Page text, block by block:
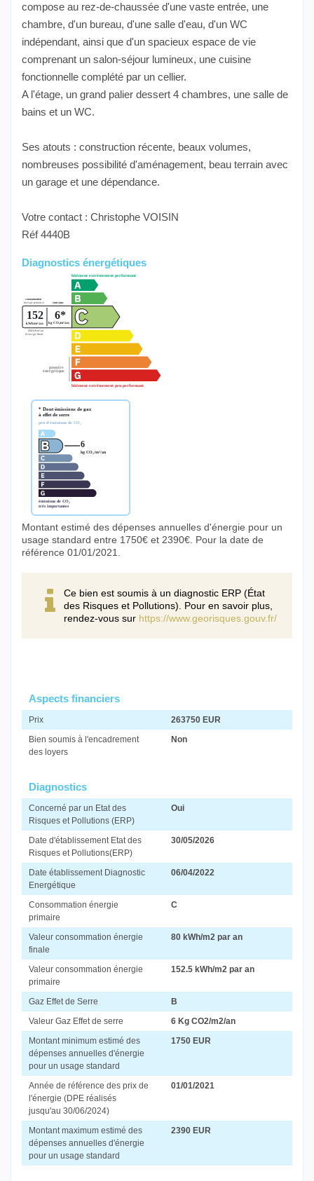
compose au rez-de-chaussée d'une vaste entrée, une
chambre, d'un bureau, d'une salle d'eau, d'un WC
indépendant, ainsi que d'un spacieux espace de vie
comprenant un salon-séjour lumineux, une cuisine
fonctionnelle complété par un cellier.
A l'étage, un grand palier dessert 4 chambres, une salle de
bains et un WC.
Ses atouts : construction récente, beaux volumes,
nombreuses possibilité d'aménagement, beau terrain avec
un garage et une dépendance.
Votre contact : Christophe VOISIN
Réf 4440B
Diagnostics énergétiques
Montant estimé des dépenses annuelles d'énergie pour un
usage standard entre 1750€ et 2390€. Pour la date de
référence 01/01/2021.
Ce bien est soumis à un diagnostic ERP (État
des Risques et Pollutions). Pour en savoir plus,
rendez-vous sur https://www.georisques.gouv.fr/
Aspects financiers
Prix
263750 EUR
Bien soumis à l'encadrement
des loyers
Non
Diagnostics
Concerné par un Etat des
Risques et Pollutions (ERP)
Oui
Date d'établissement Etat des
Risques et Pollutions(ERP)
30/05/2026
Date établissement Diagnostic
Energétique
06/04/2022
Consommation énergie
primaire
C
Valeur consommation énergie
finale
80 kWh/m2 par an
Valeur consommation énergie
primaire
152.5 kWh/m2 par an
Gaz Effet de Serre
B
Valeur Gaz Effet de serre
6 Kg CO2/m2/an
Montant minimum estimé des
dépenses annuelles d'énergie
pour un usage standard
1750 EUR
Année de référence des prix de
l'énergie (DPE réalisés
jusqu'au 30/06/2024)
01/01/2021
Montant maximum estimé des
dépenses annuelles d'énergie
pour un usage standard
2390 EUR